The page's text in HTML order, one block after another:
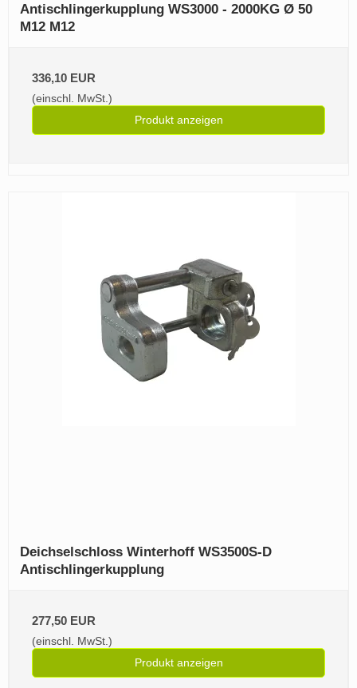
Antischlingerkupplung WS3000 - 2000KG Ø 50
M12 M12
336,10 EUR
(einschl. MwSt.)
Produkt anzeigen
Deichselschloss Winterhoff WS3500S‑D
Antischlingerkupplung
277,50 EUR
(einschl. MwSt.)
Produkt anzeigen